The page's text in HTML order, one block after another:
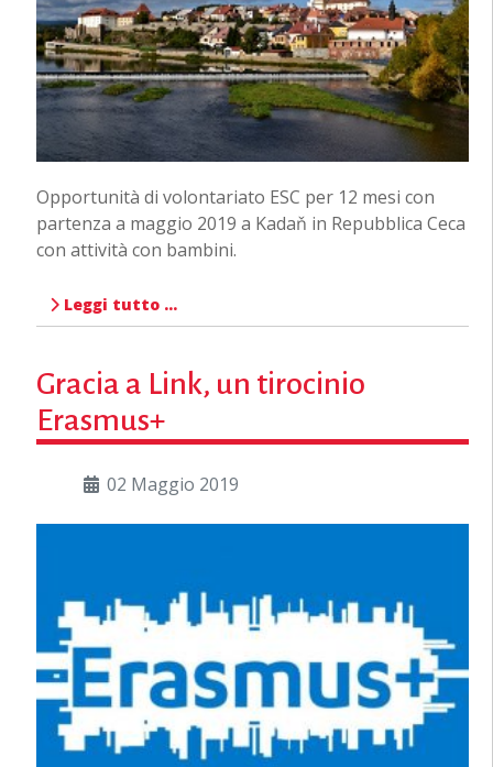
Opportunità di volontariato ESC per 12 mesi con
partenza a maggio 2019 a Kadaň in Repubblica Ceca
con attività con bambini.
Leggi tutto …
Gracia a Link, un tirocinio
Erasmus+
02 Maggio 2019